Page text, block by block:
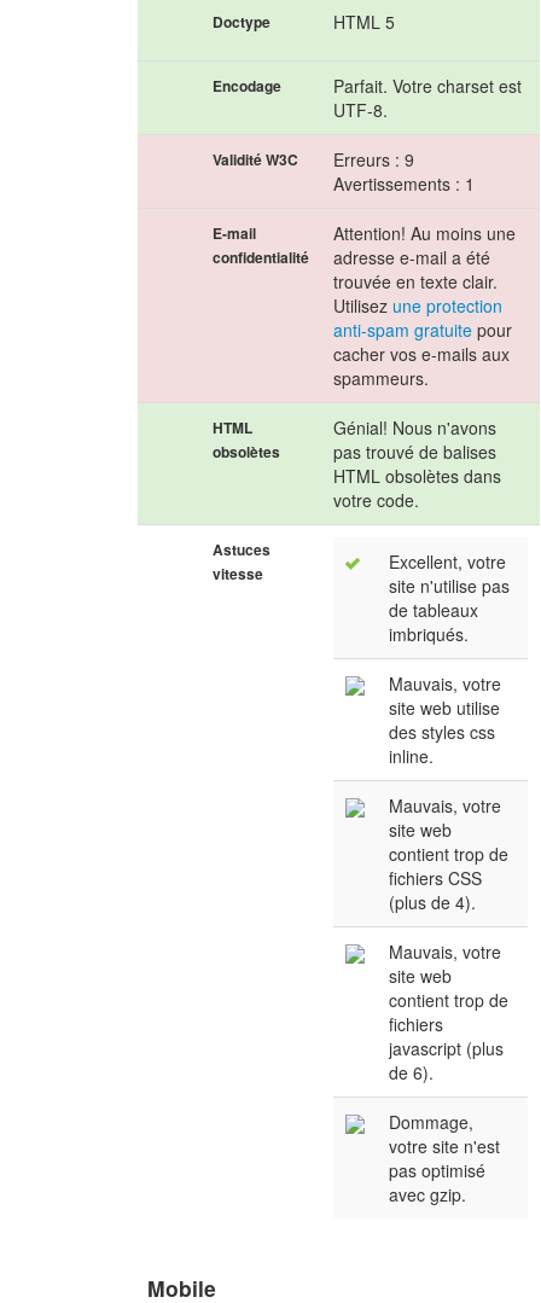
Doctype HTML 5
Encodage
Parfait. Votre charset est
UTF-8.
Validité W3C
Erreurs : 9
Avertissements : 1
E-mail
confidentialité
Attention! Au moins une
adresse e-mail a été
trouvée en texte clair.
Utilisez une protection
anti-spam gratuite pour
cacher vos e-mails aux
spammeurs.
HTML
obsolètes
Génial! Nous n'avons
pas trouvé de balises
HTML obsolètes dans
votre code.
Astuces
vitesse
Excellent, votre
site n'utilise pas
de tableaux
imbriqués.
Mauvais, votre
site web utilise
des styles css
inline.
Mauvais, votre
site web
contient trop de
fichiers CSS
(plus de 4).
Mauvais, votre
site web
contient trop de
fichiers
javascript (plus
de 6).
Dommage,
votre site n'est
pas optimisé
avec gzip.
Mobile